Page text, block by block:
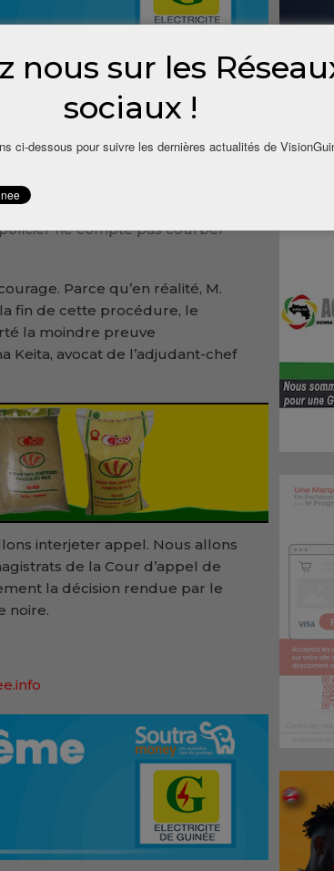
Diallo le 1er juin 2022 à
la hausse du prix du carburant,
par le tribunal de première
et une amende de 100 millions
du défunt.
ne compte pas courber
Parce qu’en réalité, M.
fin de cette procédure, le
la moindre preuve
Keita, avocat de l’adjudant-chef
interjeter appel. Nous allons
de la Cour d’appel de
la décision rendue par le
noire.
nous sur les
sociaux !
ci-dessous pour suivre les dernières actualités de